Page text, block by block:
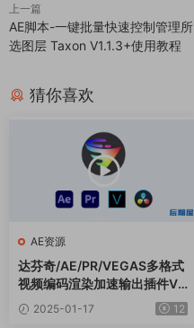
上一篇
AE脚本-一键批量快速控制管理所
选图层 Taxon V1.1.3+使用教程
猜你喜欢
AE资源
达芬奇/AE/PR/VEGAS多格式
视频编码渲染加速输出插件Vo
ukoder Pro V2.0.5 Win中文
版
2025-01-17 12